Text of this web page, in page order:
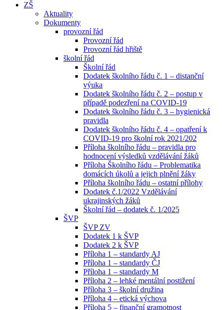
ZŠ
Aktuality
Dokumenty
provozní řád
Provozní řád
Provozní řád hřiště
školní řád
Školní řád
Dodatek školního řádu č. 1 – distanční
výuka
Dodatek školního řádu č. 2 – postup v
případě podezření na COVID-19
Dodatek školního řádu č. 3 – hygienická
pravidla
Dodatek školního řádu č. 4 – opatření k
COVID-19 pro školní rok 2021/202
Příloha školního řádu – pravidla pro
hodnocení výsledků vzdělávání žáků
Příloha Školního řádu – Problematika
domácích úkolů a jejich plnění žáky
Příloha školního řádu – ostatní přílohy
Dodatek č.1/2022 Vzdělávání
ukrajinských žáků
Školní řád – dodatek č. 1/2025
ŠVP
ŠVP ZV
Dodatek 1 k ŠVP
Dodatek 2 k ŠVP
Příloha 1 – standardy AJ
Příloha 1 – standardy ČJ
Příloha 1 – standardy M
Příloha 2 – lehké mentální postižení
Příloha 3 – školní družina
Příloha 4 – etická výchova
Příloha 5 – finanční gramotnost